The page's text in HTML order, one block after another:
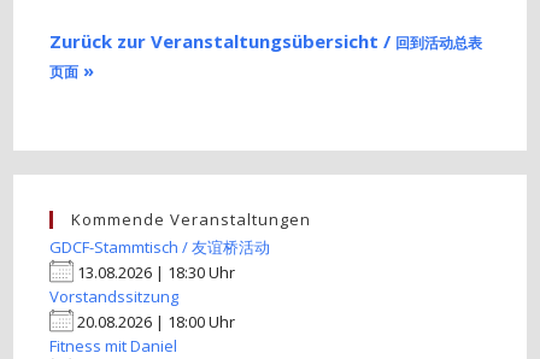
Zurück zur Veranstaltungsübersicht / 回到活动总表
页面 »
Kommende Veranstaltungen
GDCF-Stammtisch / 友谊桥活动
13.08.2026 | 18:30 Uhr
Vorstandssitzung
20.08.2026 | 18:00 Uhr
Fitness mit Daniel